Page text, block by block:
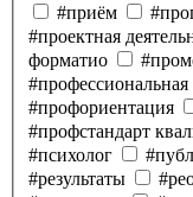
#приём
#проектная
форматио
#профориентация
#профстандарт
#психолог
#результаты